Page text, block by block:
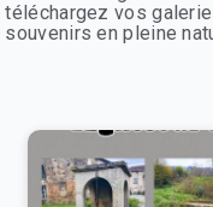
téléchargez vos
souvenirs en pleine